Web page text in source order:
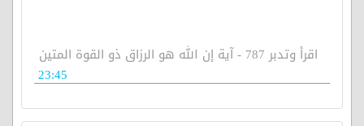
اقرأ وتدبر 787 - آية إن الله هو الرزاق ذو القوة المتين
23:45